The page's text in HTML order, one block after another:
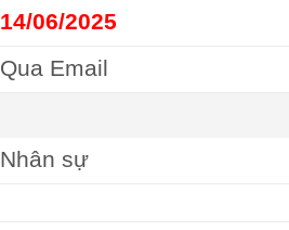
14/06/2025
Qua Email
Nhân sự